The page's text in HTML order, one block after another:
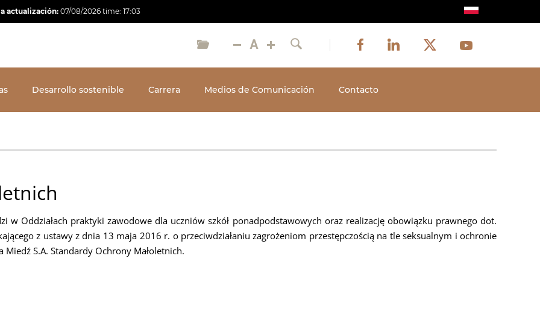
actualización: 07/08/2026 time: 17:03
Szukaj
Social
media
Facebook
Image
LinkedIn
Image
Twitter
Image
Youtube
Image
Desarrollo sostenible Carrera Medios de Comunicación Contacto
w Oddziałach praktyki zawodowe dla uczniów szkół ponadpodstawowych oraz realizację obowiązku prawnego dot.
z ustawy z dnia 13 maja 2016 r. o przeciwdziałaniu zagrożeniom przestępczością na tle seksualnym i ochronie
S.A. Standardy Ochrony Małoletnich.